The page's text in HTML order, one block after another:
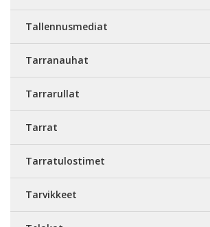
Tallennusmediat
Tarranauhat
Tarrarullat
Tarrat
Tarratulostimet
Tarvikkeet